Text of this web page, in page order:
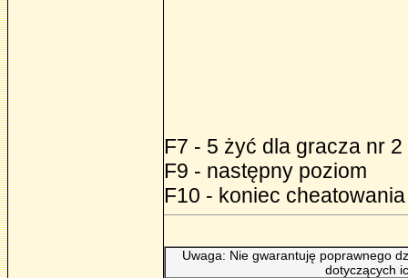
F7 - 5 żyć dla gracza nr 2
F9 - następny poziom
F10 - koniec cheatowania
Uwaga: Nie gwarantuję poprawnego
dotyczących